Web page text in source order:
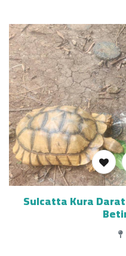
Sulcatta Kura